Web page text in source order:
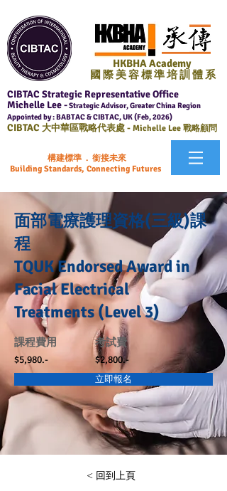
HKBHA Academy
國 際 美 容 標 準 培 訓 體 系
CIBTAC Strategic Representative Office
Michelle Lee -Strategic Advisor, Greater China Region
Appointed by : BABTAC & CIBTAC, UK (Feb, 2026)
CIBTAC大中華區戰略代表處 - Michelle Lee 戰略顧問
構建標準 . 銜接未來
Building Standards, Connecting Futures
面部電療護理資格(三級)課
程
TQUK Endorsed Award in
Facial Electrical
Treatments (Level 3)
課程費用
$5,980.-
考試費
$2,800.-
立即報名
< 回到上頁